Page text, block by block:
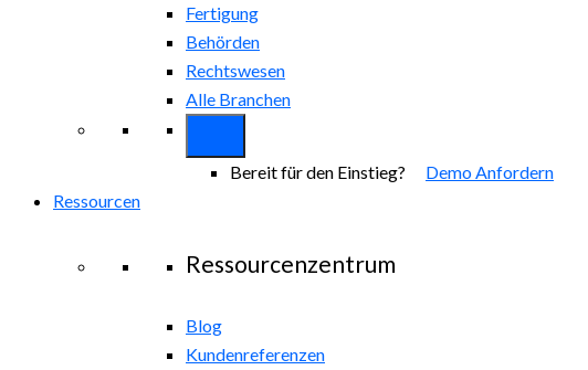
Fertigung
Behörden
Rechtswesen
Alle Branchen
Bereit für den Einstieg? Demo Anfordern
Ressourcen
Ressourcenzentrum
Blog
Kundenreferenzen